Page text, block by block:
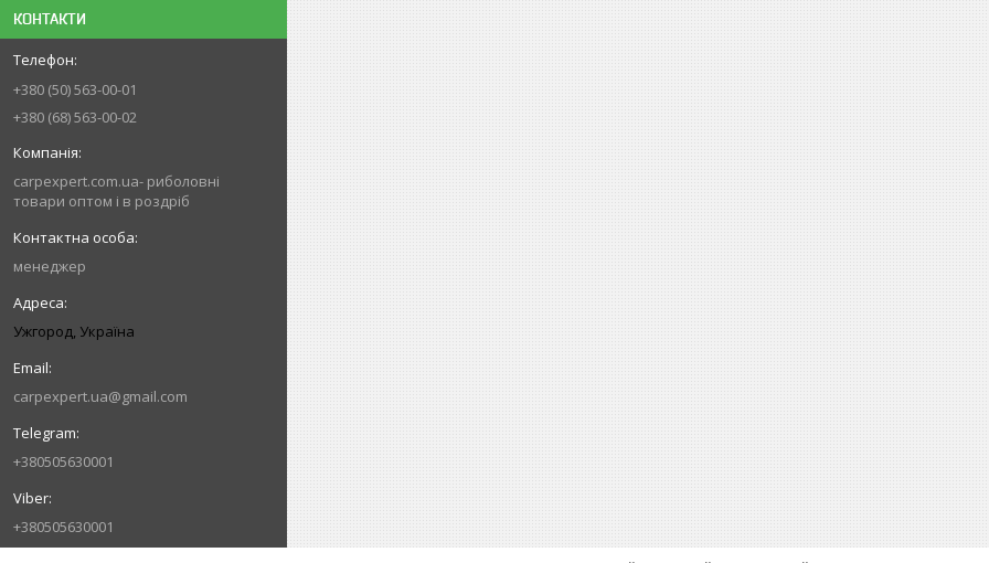
КОНТАКТИ
+380 (50) 563-00-01
+380 (68) 563-00-02
carpexpert.com.ua- риболовні
товари оптом і в роздріб
менеджер
Ужгород, Україна
carpexpert.ua@gmail.com
+380505630001
+380505630001